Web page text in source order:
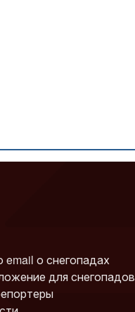
email о снегопадах
для снегопадов